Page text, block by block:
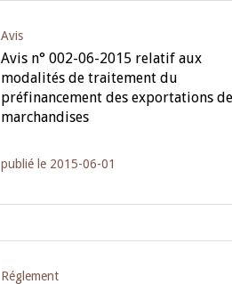
Avis
Avis n° 002-06-2015 relatif aux
modalités de traitement du
préfinancement des exportations de
marchandises
publié le 2015-06-01
Réglement